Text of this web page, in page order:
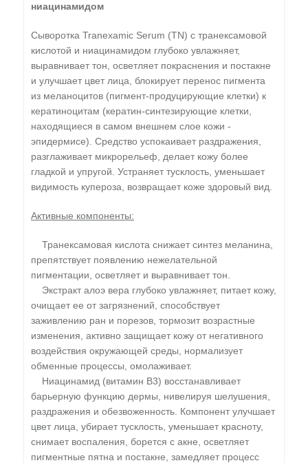
ниацинамидом
Сыворотка Tranexamic Serum (TN) с транексамовой
кислотой и ниацинамидом глубоко увлажняет,
выравнивает тон, осветляет покраснения и постакне
и улучшает цвет лица, блокирует перенос пигмента
из меланоцитов (пигмент-продуцирующие клетки) к
кератиноцитам (кератин-синтезирующие клетки,
находящиеся в самом внешнем слое кожи -
эпидермисе). Средство успокаивает раздражения,
разглаживает микрорельеф, делает кожу более
гладкой и упругой. Устраняет тусклость, уменьшает
видимость купероза, возвращает коже здоровый вид.
Активные компоненты:
Транексамовая кислота снижает синтез меланина,
препятствует появлению нежелательной
пигментации, осветляет и выравнивает тон.
Экстракт алоэ вера глубоко увлажняет, питает кожу,
очищает ее от загрязнений, способствует
заживлению ран и порезов, тормозит возрастные
изменения, активно защищает кожу от негативного
воздействия окружающей среды, нормализует
обменные процессы, омолаживает.
Ниацинамид (витамин В3) восстанавливает
барьерную функцию дермы, нивелируя шелушения,
раздражения и обезвоженность. Компонент улучшает
цвет лица, убирает тусклость, уменьшает красноту,
снимает воспаления, борется с акне, осветляет
пигментные пятна и постакне, замедляет процесс